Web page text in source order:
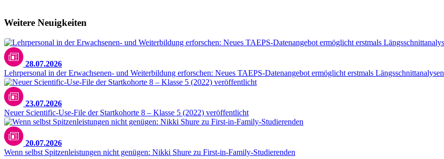
Weitere Neuigkeiten
28.07.2026
Lehrpersonal in der Erwachsenen- und Weiterbildung erforschen: Neues TAEPS-Datenangebot ermöglicht erstmals Längsschnittanalysen
23.07.2026
Neuer Scientific-Use-File der Startkohorte 8 – Klasse 5 (2022) veröffentlicht
20.07.2026
Wenn selbst Spitzenleistungen nicht genügen: Nikki Shure zu First-in-Family-Studierenden